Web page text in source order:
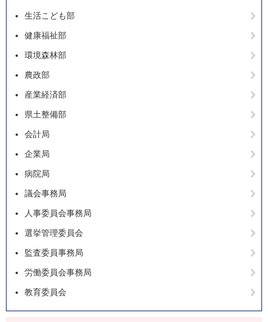
生活こども部
健康福祉部
環境森林部
農政部
産業経済部
県土整備部
会計局
企業局
病院局
議会事務局
人事委員会事務局
選挙管理委員会
監査委員事務局
労働委員会事務局
教育委員会